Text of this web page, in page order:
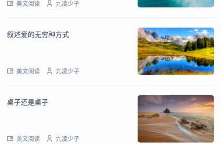
美文阅读 九凌少子
叙述爱的无穷种方式
美文阅读 九凌少子
桌子还是桌子
美文阅读 九凌少子